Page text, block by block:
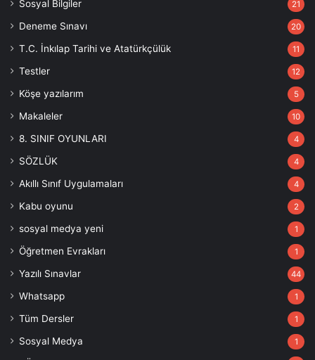
Sosyal Bilgiler 21
Deneme Sınavı 20
T.C. İnkılap Tarihi ve Atatürkçülük 11
Testler 12
Köşe yazılarım 5
Makaleler 10
8. SINIF OYUNLARI 4
SÖZLÜK 4
Akıllı Sınıf Uygulamaları 4
Kabu oyunu 2
sosyal medya yeni 1
Öğretmen Evrakları 1
Yazılı Sınavlar 44
Whatsapp 1
Tüm Dersler 1
Sosyal Medya 1